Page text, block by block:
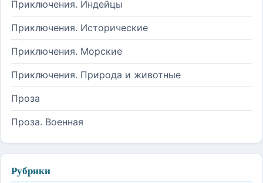
Приключения. Индейцы
Приключения. Исторические
Приключения. Морские
Приключения. Природа и животные
Проза
Проза. Военная
Рубрики